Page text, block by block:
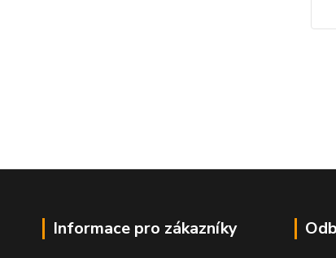
Informace pro zákazníky